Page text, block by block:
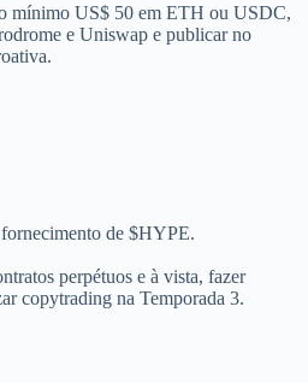
mínimo US$ 50 em ETH ou USDC,
e Uniswap e publicar no
de $HYPE.
perpétuos e à vista, fazer
copytrading na Temporada 3.